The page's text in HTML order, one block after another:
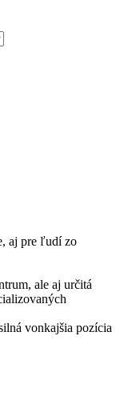
aj pre ľudí zo
ale aj určitá
vonkajšia pozícia